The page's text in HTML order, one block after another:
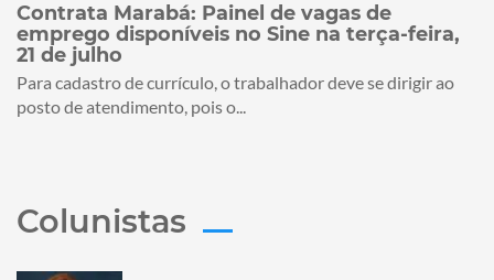
Contrata Marabá: Painel de vagas de
emprego disponíveis no Sine na terça-feira,
21 de julho
Para cadastro de currículo, o trabalhador deve se dirigir ao
posto de atendimento, pois o...
Colunistas